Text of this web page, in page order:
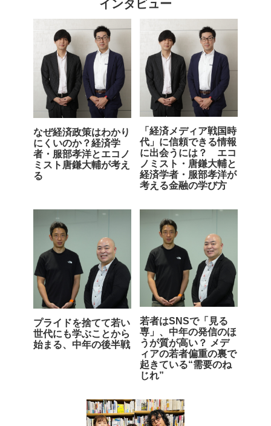
インタビュー
なぜ経済政策はわかり
にくいのか？経済学
者・服部孝洋とエコノ
ミスト唐鎌大輔が考え
る
「経済メディア戦国時
代」に信頼できる情報
に出会うには？ エコ
ノミスト・唐鎌大輔と
経済学者・服部孝洋が
考える金融の学び方
プライドを捨てて若い
世代にも学ぶことから
始まる、中年の後半戦
若者はSNSで「見る
専」、中年の発信のほ
うが質が高い？ メデ
ィアの若者偏重の裏で
起きている“需要のね
じれ”